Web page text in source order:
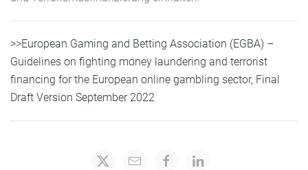
>>European Gaming and Betting Association (EGBA) –
Guidelines on fighting money laundering and terrorist
financing for the European online gambling sector, Final
Draft Version September 2022